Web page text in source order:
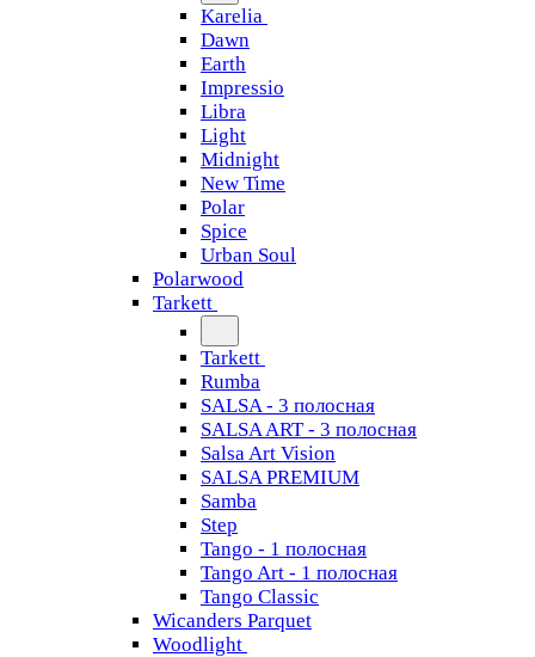
Karelia
Dawn
Earth
Impressio
Libra
Light
Midnight
New Time
Polar
Spice
Urban Soul
Polarwood
Tarkett
Tarkett
Rumba
SALSA - 3 полосная
SALSA ART - 3 полосная
Salsa Art Vision
SALSA PREMIUM
Samba
Step
Tango - 1 полосная
Tango Art - 1 полосная
Tango Classiс
Wicanders Parquet
Woodlight